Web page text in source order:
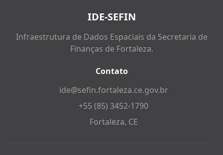
IDE-SEFIN
Infraestrutura de Dados Espaciais da Secretaria de
Finanças de Fortaleza.
Contato
ide@sefin.fortaleza.ce.gov.br
+55 (85) 3452-1790
Fortaleza, CE